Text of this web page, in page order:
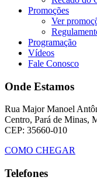
Promoções
Ver
Programação
Vídeos
Fale Conosco
Onde Estamos
Rua Major Manoel
Centro, Pará de Minas,
CEP: 35660-010
COMO CHEGAR
Telefones